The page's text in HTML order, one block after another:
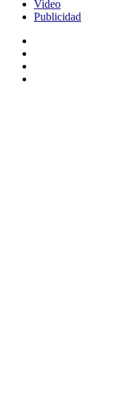
Video
Publicidad